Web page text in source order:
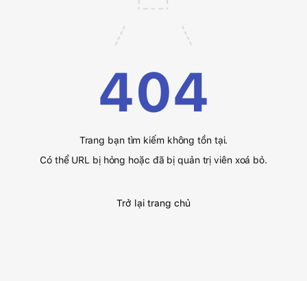
404
Trang bạn tìm kiếm không tồn tại.
Có thể URL bị hỏng hoặc đã bị quản trị viên xoá bỏ.
Trở lại trang chủ